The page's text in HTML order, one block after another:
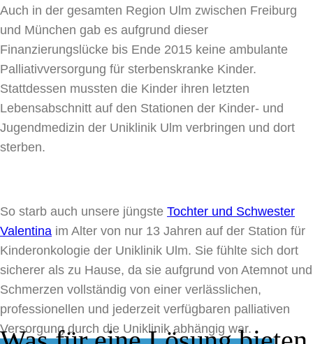
Auch in der gesamten Region Ulm zwischen Freiburg
und München gab es aufgrund dieser
Finanzierungslücke bis Ende 2015 keine ambulante
Palliativversorgung für sterbenskranke Kinder.
Stattdessen mussten die Kinder ihren letzten
Lebensabschnitt auf den Stationen der Kinder- und
Jugendmedizin der Uniklinik Ulm verbringen und dort
sterben.
So starb auch unsere jüngste Tochter und Schwester
Valentina im Alter von nur 13 Jahren auf der Station für
Kinderonkologie der Uniklinik Ulm. Sie fühlte sich dort
sicherer als zu Hause, da sie aufgrund von Atemnot und
Schmerzen vollständig von einer verlässlichen,
professionellen und jederzeit verfügbaren palliativen
Versorgung durch die Uniklinik abhängig war.